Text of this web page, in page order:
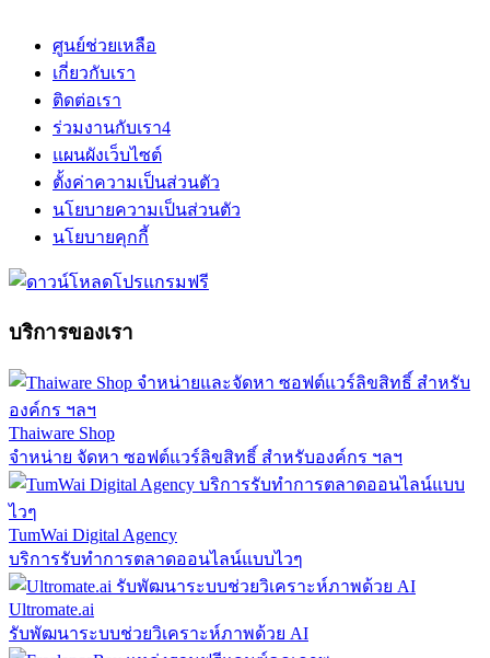
ศูนย์ช่วยเหลือ
เกี่ยวกับเรา
ติดต่อเรา
ร่วมงานกับเรา4
แผนผังเว็บไซต์
ตั้งค่าความเป็นส่วนตัว
นโยบายความเป็นส่วนตัว
นโยบายคุกกี้
บริการของเรา
Thaiware Shop
จำหน่าย จัดหา ซอฟต์แวร์ลิขสิทธิ์ สำหรับองค์กร ฯลฯ
TumWai Digital Agency
บริการรับทำการตลาดออนไลน์แบบไวๆ
Ultromate.ai
รับพัฒนาระบบช่วยวิเคราะห์ภาพด้วย AI